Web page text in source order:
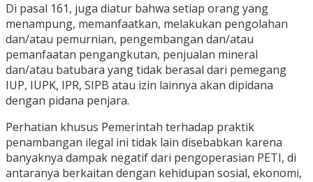
Di pasal 161, juga diatur bahwa setiap orang yang
menampung, memanfaatkan, melakukan pengolahan
dan/atau pemurnian, pengembangan dan/atau
pemanfaatan pengangkutan, penjualan mineral
dan/atau batubara yang tidak berasal dari pemegang
IUP, IUPK, IPR, SIPB atau izin lainnya akan dipidana
dengan pidana penjara.
Perhatian khusus Pemerintah terhadap praktik
penambangan ilegal ini tidak lain disebabkan karena
banyaknya dampak negatif dari pengoperasian PETI, di
antaranya berkaitan dengan kehidupan sosial, ekonomi,